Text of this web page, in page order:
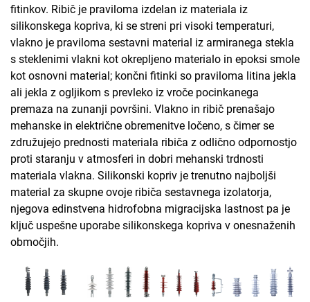
fitinkov. Ribič je praviloma izdelan iz materiala iz
silikonskega kopriva, ki se streni pri visoki temperaturi,
vlakno je praviloma sestavni material iz armiranega stekla
s steklenimi vlakni kot okrepljeno materialo in epoksi smole
kot osnovni material; končni fitinki so praviloma litina jekla
ali jekla z ogljikom s prevleko iz vroče pocinkanega
premaza na zunanji površini. Vlakno in ribič prenašajo
mehanske in električne obremenitve ločeno, s čimer se
združujejo prednosti materiala ribiča z odlično odpornostjo
proti staranju v atmosferi in dobri mehanski trdnosti
materiala vlakna. Silikonski kopriv je trenutno najboljši
material za skupne ovoje ribiča sestavnega izolatorja,
njegova edinstvena hidrofobna migracijska lastnost pa je
ključ uspešne uporabe silikonskega kopriva v onesnaženih
območjih.